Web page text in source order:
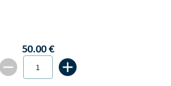
50.00 €